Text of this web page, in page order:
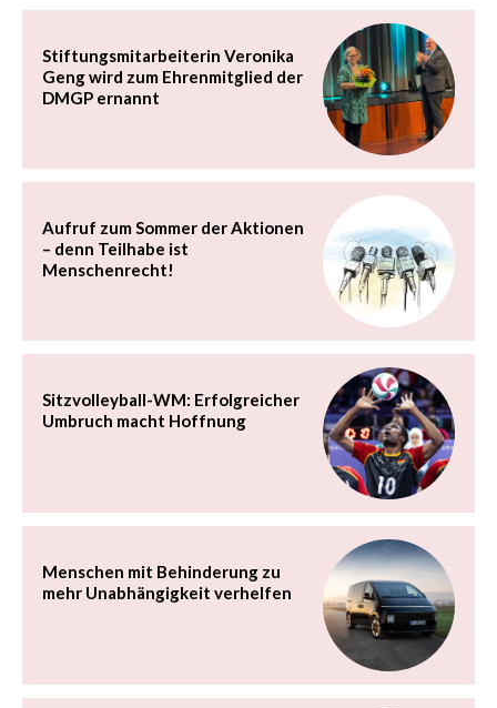
Stiftungsmitarbeiterin Veronika
Geng wird zum Ehrenmitglied der
DMGP ernannt
Aufruf zum Sommer der Aktionen
– denn Teilhabe ist
Menschenrecht!
Sitzvolleyball-WM: Erfolgreicher
Umbruch macht Hoffnung
Menschen mit Behinderung zu
mehr Unabhängigkeit verhelfen